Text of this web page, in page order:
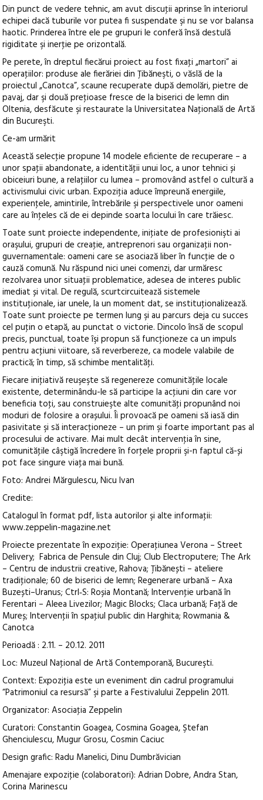
Din punct de vedere tehnic, am avut discuţii aprinse în interiorul
echipei dacă tuburile vor putea fi suspendate şi nu se vor balansa
haotic. Prinderea între ele pe grupuri le conferă însă destulă
rigiditate şi inerţie pe orizontală.
Pe perete, în dreptul fiecărui proiect au fost fixaţi „martori” ai
operaţiilor: produse ale fierăriei din Ţibăneşti, o văslă de la
proiectul „Canotca”, scaune recuperate după demolări, pietre de
pavaj, dar şi două preţioase fresce de la biserici de lemn din
Oltenia, desfăcute şi restaurate la Universitatea Naţională de Artă
din Bucureşti.
Ce-am urmărit
Această selecţie propune 14 modele eficiente de recuperare – a
unor spaţii abandonate, a identităţii unui loc, a unor tehnici și
obiceiuri bune, a relaţiilor cu lumea – promovând astfel o cultură a
activismului civic urban. Expoziţia aduce împreună energiile,
experienţele, amintirile, întrebările şi perspectivele unor oameni
care au înţeles că de ei depinde soarta locului în care trăiesc.
Toate sunt proiecte independente, iniţiate de profesionişti ai
oraşului, grupuri de creaţie, antreprenori sau organizaţii non-
guvernamentale: oameni care se asociază liber în funcţie de o
cauză comună. Nu răspund nici unei comenzi, dar urmăresc
rezolvarea unor situaţii problematice, adesea de interes public
imediat și vital. De regulă, scurtcircuitează sistemele
instituţionale, iar unele, la un moment dat, se instituţionalizează.
Toate sunt proiecte pe termen lung şi au parcurs deja cu succes
cel puţin o etapă, au punctat o victorie. Dincolo însă de scopul
precis, punctual, toate îşi propun să funcţioneze ca un impuls
pentru acţiuni viitoare, să reverbereze, ca modele valabile de
practică; în timp, să schimbe mentalităţi.
Fiecare iniţiativă reuşeşte să regenereze comunităţile locale
existente, determinându-le să participe la acţiuni din care vor
beneficia toţi, sau construieşte alte comunităţi propunând noi
moduri de folosire a orașului. Îi provoacă pe oameni să iasă din
pasivitate şi să interacţioneze – un prim şi foarte important pas al
procesului de activare. Mai mult decât intervenţia în sine,
comunităţile câştigă încredere în forţele proprii şi-n faptul că-și
pot face singure viaţa mai bună.
Foto: Andrei Mărgulescu, Nicu Ivan
Credite:
Catalogul în format pdf, lista autorilor şi alte informaţii:
www.zeppelin-magazine.net
Proiecte prezentate în expoziţie: Operaţiunea Verona – Street
Delivery; Fabrica de Pensule din Cluj; Club Electroputere; The Ark
– Centru de industrii creative, Rahova; Ţibănești – ateliere
tradiţionale; 60 de biserici de lemn; Regenerare urbană – Axa
Buzești–Uranus; Ctrl‑S: Roșia Montană; Intervenţie urbană în
Ferentari – Aleea Livezilor; Magic Blocks; Claca urbană; Faţă de
Mureș; Intervenţii în spaţiul public din Harghita; Rowmania &
Canotca
Perioadă : 2.11. – 20.12. 2011
Loc: Muzeul Naţional de Artă Contemporană, Bucureşti.
Context: Expoziţia este un eveniment din cadrul programului
“Patrimoniul ca resursă” şi parte a Festivalului Zeppelin 2011.
Organizator: Asociaţia Zeppelin
Curatori: Constantin Goagea, Cosmina Goagea, Ştefan
Ghenciulescu, Mugur Grosu, Cosmin Caciuc
Design grafic: Radu Manelici, Dinu Dumbrăvician
Amenajare expoziţie (colaboratori): Adrian Dobre, Andra Stan,
Corina Marinescu